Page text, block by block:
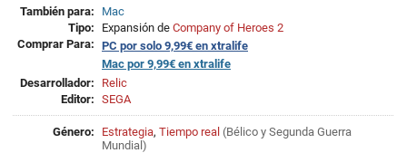
También para:
Mac
Tipo:
Expansión de Company of Heroes 2
Comprar Para: PC por solo 9,99€ en xtralife
Mac por 9,99€ en xtralife
Desarrollador:
Relic
Editor: SEGA
Género: Estrategia, Tiempo real (Bélico y Segunda Guerra
Mundial )